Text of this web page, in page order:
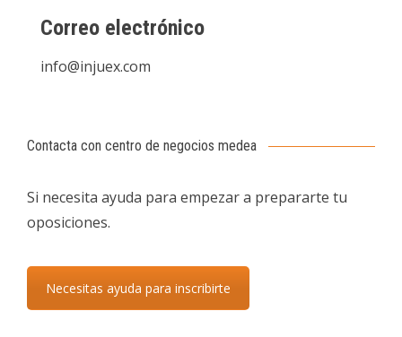
Correo electrónico
info@injuex.com
Contacta con centro de negocios medea
Si necesita ayuda para empezar a prepararte tu
oposiciones.
Necesitas ayuda para inscribirte